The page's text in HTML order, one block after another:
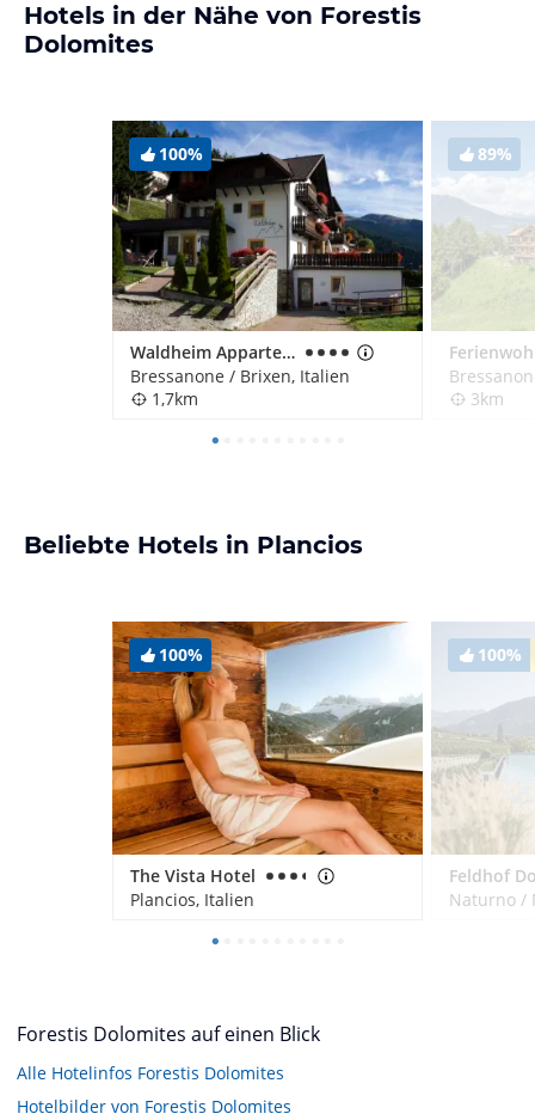
Hotels in der Nähe von Forestis
Dolomites
100%
Waldheim Appartements
Bressanone / Brixen, Italien
1,7km
89%
3km
Beliebte Hotels in Plancios
100%
The Vista Hotel
Plancios, Italien
100%
Naturno /
Forestis Dolomites auf einen Blick
Alle Hotelinfos Forestis Dolomites
Hotelbilder von Forestis Dolomites